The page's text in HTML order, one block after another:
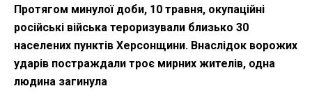
Протягом минулої доби, 10 травня, окупаційні
російські війська тероризували близько 30
населених пунктів Херсонщини. Внаслідок ворожих
ударів постраждали троє мирних жителів, одна
людина загинула